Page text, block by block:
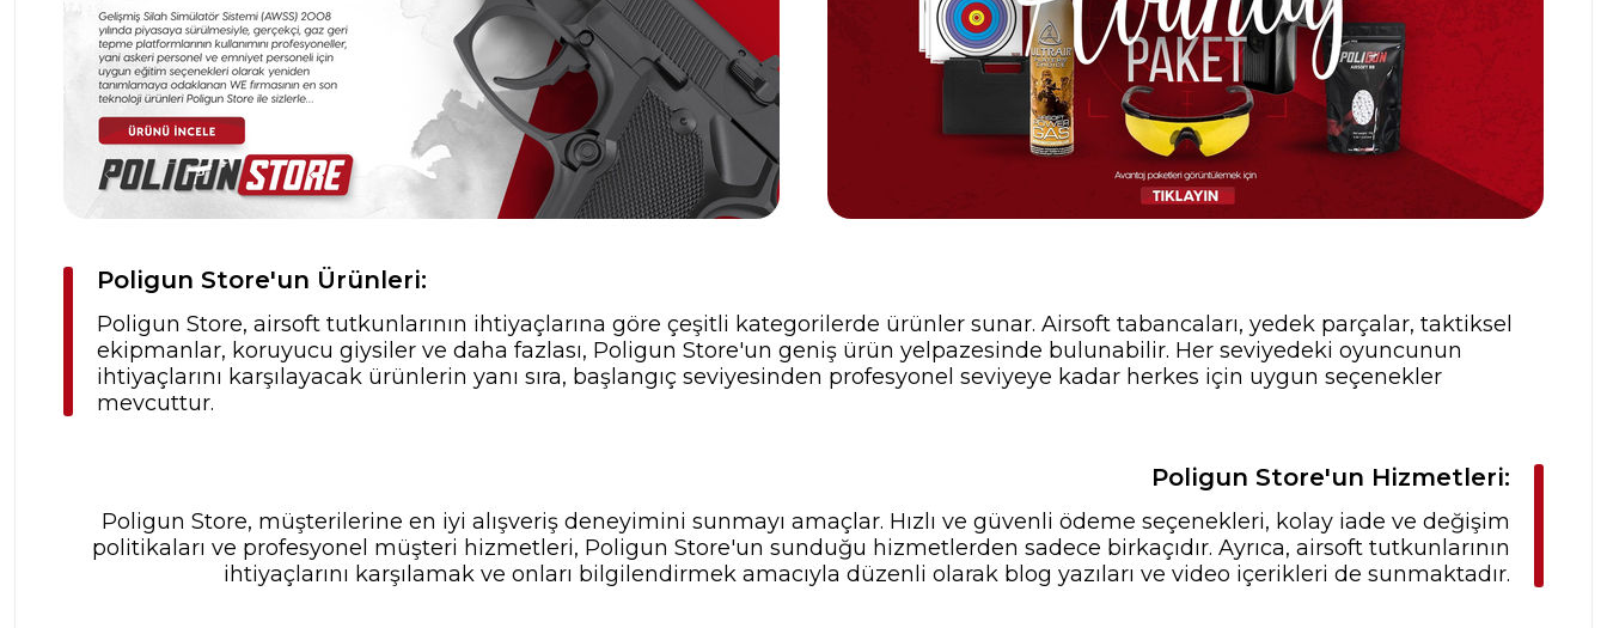
Poligun Store'un Ürünleri:
Poligun Store, airsoft tutkunlarının ihtiyaçlarına göre çeşitli kategorilerde ürünler sunar. Airsoft tabancaları, yedek parçalar, taktiksel
ekipmanlar, koruyucu giysiler ve daha fazlası, Poligun Store'un geniş ürün yelpazesinde bulunabilir. Her seviyedeki oyuncunun
ihtiyaçlarını karşılayacak ürünlerin yanı sıra, başlangıç seviyesinden profesyonel seviyeye kadar herkes için uygun seçenekler
mevcuttur.
Poligun Store'un Hizmetleri:
Poligun Store, müşterilerine en iyi alışveriş deneyimini sunmayı amaçlar. Hızlı ve güvenli ödeme seçenekleri, kolay iade ve değişim
politikaları ve profesyonel müşteri hizmetleri, Poligun Store'un sunduğu hizmetlerden sadece birkaçıdır. Ayrıca, airsoft tutkunlarının
ihtiyaçlarını karşılamak ve onları bilgilendirmek amacıyla düzenli olarak blog yazıları ve video içerikleri de sunmaktadır.